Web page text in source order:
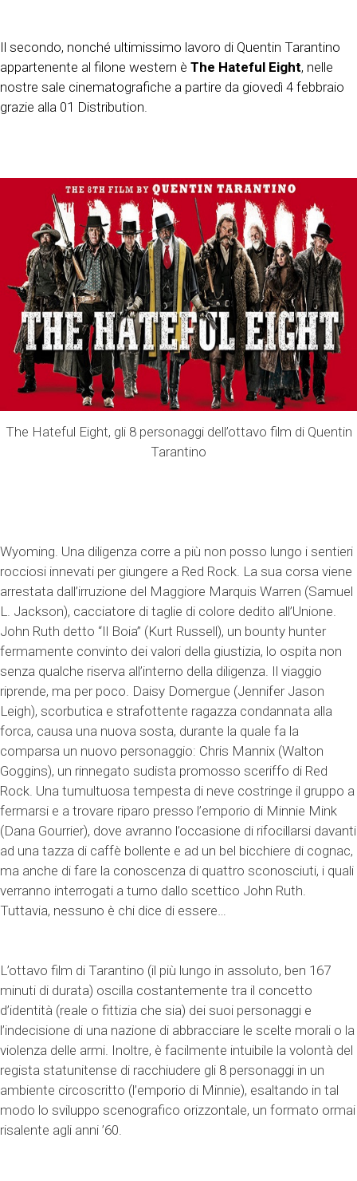
Il secondo, nonché ultimissimo lavoro di Quentin Tarantino
appartenente al filone western è The Hateful Eight, nelle
nostre sale cinematografiche a partire da giovedì 4 febbraio
grazie alla 01 Distribution.
The Hateful Eight, gli 8 personaggi dell’ottavo film di Quentin
Tarantino
Wyoming. Una diligenza corre a più non posso lungo i sentieri
rocciosi innevati per giungere a Red Rock. La sua corsa viene
arrestata dall’irruzione del Maggiore Marquis Warren (Samuel
L. Jackson), cacciatore di taglie di colore dedito all’Unione.
John Ruth detto “Il Boia” (Kurt Russell), un bounty hunter
fermamente convinto dei valori della giustizia, lo ospita non
senza qualche riserva all’interno della diligenza. Il viaggio
riprende, ma per poco. Daisy Domergue (Jennifer Jason
Leigh), scorbutica e strafottente ragazza condannata alla
forca, causa una nuova sosta, durante la quale fa la
comparsa un nuovo personaggio: Chris Mannix (Walton
Goggins), un rinnegato sudista promosso sceriffo di Red
Rock. Una tumultuosa tempesta di neve costringe il gruppo a
fermarsi e a trovare riparo presso l’emporio di Minnie Mink
(Dana Gourrier), dove avranno l’occasione di rifocillarsi davanti
ad una tazza di caffè bollente e ad un bel bicchiere di cognac,
ma anche di fare la conoscenza di quattro sconosciuti, i quali
verranno interrogati a turno dallo scettico John Ruth.
Tuttavia, nessuno è chi dice di essere…
L’ottavo film di Tarantino (il più lungo in assoluto, ben 167
minuti di durata) oscilla costantemente tra il concetto
d’identità (reale o fittizia che sia) dei suoi personaggi e
l’indecisione di una nazione di abbracciare le scelte morali o la
violenza delle armi. Inoltre, è facilmente intuibile la volontà del
regista statunitense di racchiudere gli 8 personaggi in un
ambiente circoscritto (l’emporio di Minnie), esaltando in tal
modo lo sviluppo scenografico orizzontale, un formato ormai
risalente agli anni ’60.